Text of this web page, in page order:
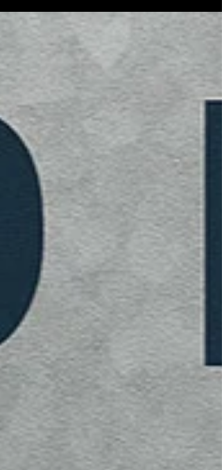
Många villaägare på Ekerö och i
Stockholmstrakten vet att taket är husets
viktigaste skydd. Men handen på hjärtat –
gick du senast upp på stegen för att
kontrollera plåtbeslagen runt skorstenen
rensa ränndalen? Vi på JSP Plåtslageri förstår
att livet kommer emellan. Därför har vi skapat
en tjänst som gör att du kan släppa oron helt.
Med vårt unika Trygghetsavtal ser vi till att
tak inte bara blir tätt, utan förblir säkert och
snyggt i många år framöver. Huvudin